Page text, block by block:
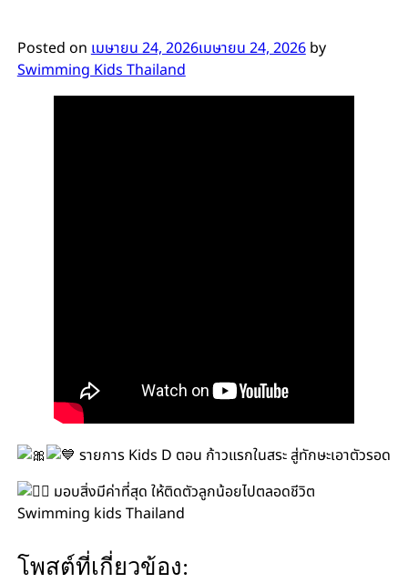
Posted onเมษายน 24, 2026เมษายน 24, 2026by
Swimming Kids Thailand
รายการ Kids D ตอน ก้าวแรกในสระ สู่ทักษะเอาตัวรอด
มอบสิ่งมีค่าที่สุด ให้ติดตัวลูกน้อยไปตลอดชีวิต
Swimming kids Thailand
โพสต์ที่เกี่ยวข้อง: